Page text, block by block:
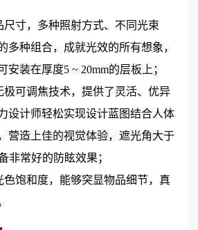
寸，多种照射方式、不同光束
多种组合，成就光效的所有想象，
安装在厚度5 ~ 20mm的层板上；
极可调焦技术，提供了灵活、优异
设计师轻松实现设计蓝图结合人体
营造上佳的视觉体验，遮光角大于
非常好的防眩效果；
色饱和度，能够突显物品细节，真